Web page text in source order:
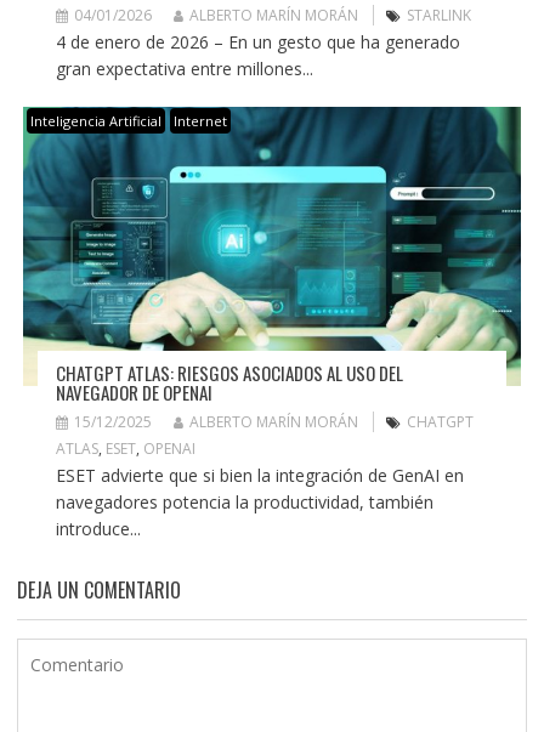
04/01/2026 ALBERTO MARÍN MORÁN STARLINK
4 de enero de 2026 – En un gesto que ha generado
gran expectativa entre millones...
Inteligencia Artificial Internet
CHATGPT ATLAS: RIESGOS ASOCIADOS AL USO DEL
NAVEGADOR DE OPENAI
15/12/2025 ALBERTO MARÍN MORÁN
CHATGPT
ATLAS, ESET, OPENAI
ESET advierte que si bien la integración de GenAI en
navegadores potencia la productividad, también
introduce...
DEJA UN COMENTARIO